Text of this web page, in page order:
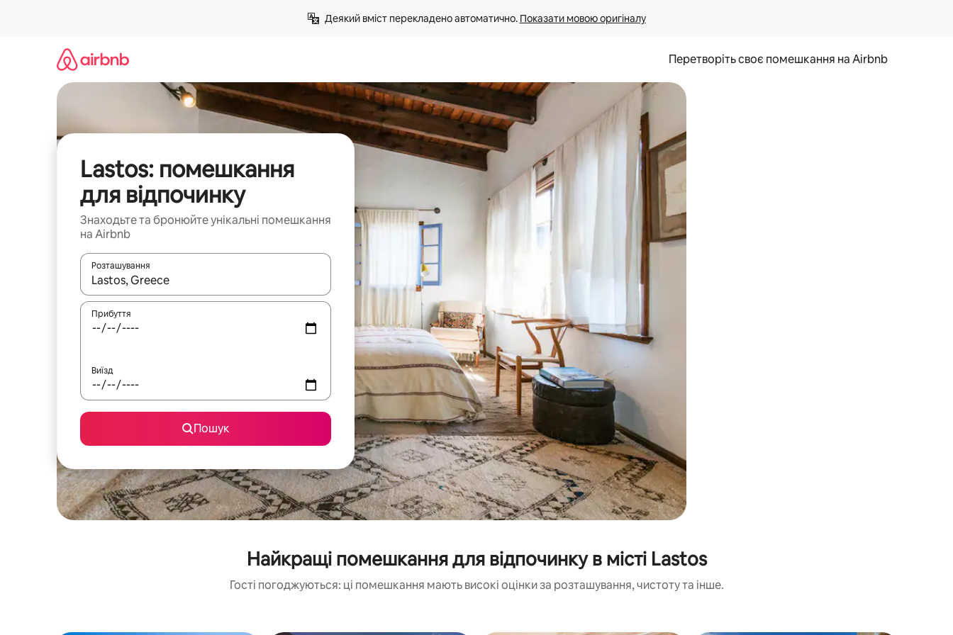
Деякий вміст перекладено автоматично. Показати мовою оригіналу
Перетворіть своє помешкання на Airbnb
Lastos: помешкання
для відпочинку
Знаходьте та бронюйте унікальні помешкання
на Airbnb
Розташування
Отримавши результати пошуку, використовуйте для навігації сторінкою клавіші зі стрілками вгору та вниз або жести дотику та гортання.
Прибуття
Виїзд
Пошук
Найкращі помешкання для відпочинку в місті Lastos
Гості погоджуються: ці помешкання мають високі оцінки за розташування, чистоту та інше.